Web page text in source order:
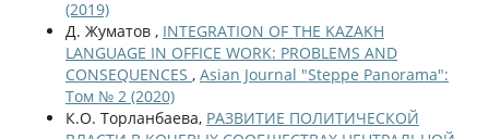
(2019)
Д. Жуматов , INTEGRATION OF THE KAZAKH
LANGUAGE IN OFFICE WORK: PROBLEMS AND
CONSEQUENCES , Asian Journal "Steppe Panorama":
Том № 2 (2020)
К.О. Торланбаева, РАЗВИТИЕ ПОЛИТИЧЕСКОЙ